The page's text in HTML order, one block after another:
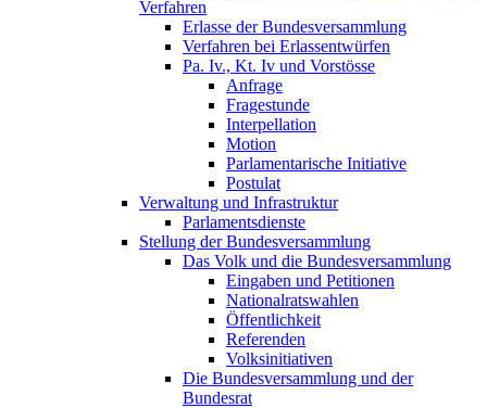
Verfahren
Erlasse der Bundesversammlung
Verfahren bei Erlassentwürfen
Pa. Iv., Kt. Iv und Vorstösse
Anfrage
Fragestunde
Interpellation
Motion
Parlamentarische Initiative
Postulat
Verwaltung und Infrastruktur
Parlamentsdienste
Stellung der Bundesversammlung
Das Volk und die Bundesversammlung
Eingaben und Petitionen
Nationalratswahlen
Öffentlichkeit
Referenden
Volksinitiativen
Die Bundesversammlung und der
Bundesrat